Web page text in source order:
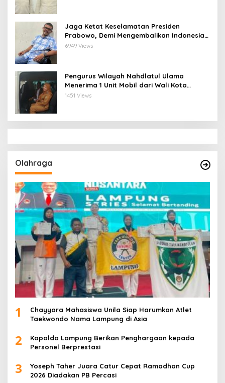
Jaga Ketat Keselamatan Presiden
Prabowo, Demi Mengembalikan Indonesia
Menjadi Macan Asia
6949 Views
Pengurus Wilayah Nahdlatul Ulama
Menerima 1 Unit Mobil dari Wali Kota
Bandar Lampung
1451 Views
Olahraga
1
Chayyara Mahasiswa Unila Siap Harumkan Atlet
Taekwondo Nama Lampung di Asia
2
Kapolda Lampung Berikan Penghargaan kepada
Personel Berprestasi
3
Yoseph Taher Juara Catur Cepat Ramadhan Cup
2026 Diadakan PB Percasi